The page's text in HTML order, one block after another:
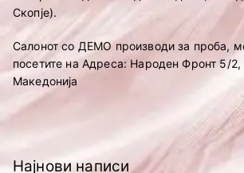
Скопје).
Салонот со ДЕМО производи за проба,
посетите на Адреса: Народен Фронт 5/2,
Македонија
Најнови написи